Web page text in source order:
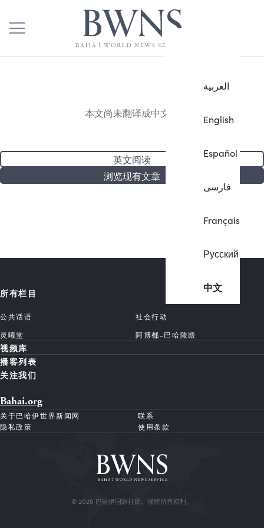
العربية
English
Español
فارسی
Français
Русский
中文
本文尚未翻译成中文。
英文阅读
浏览现有文章
所有栏目
公共话语
社会行动
灵曦堂
阿博都-巴哈陵殿
视频库
播客列表
关注我们
Bahai.org
关于巴哈伊世界新闻网
联系
隐私政策
使用条款
© 2026 巴哈伊国际社团。保留所有权利。